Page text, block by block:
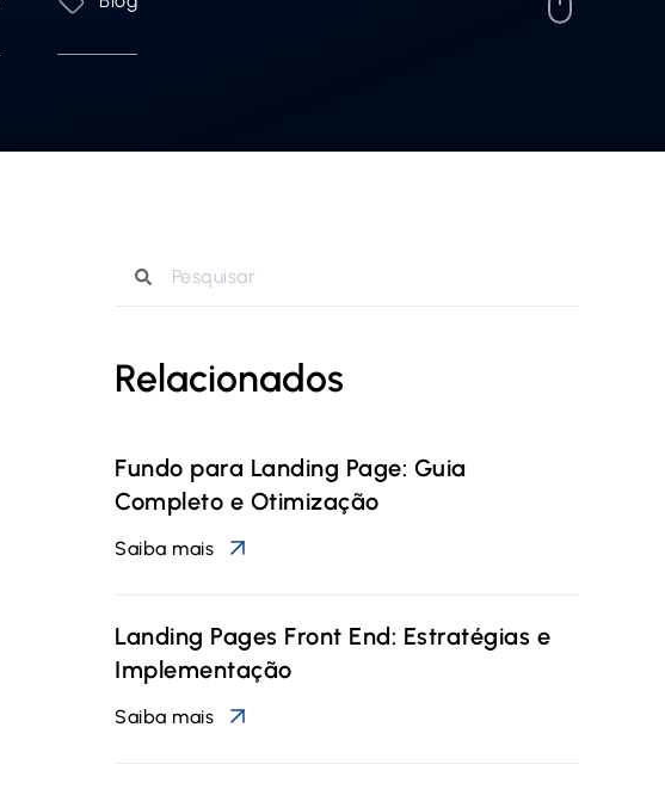
Relacionados
Fundo para Landing Page: Guia
Completo e Otimização
Saiba mais
Landing Pages Front End: Estratégias e
Implementação
Saiba mais